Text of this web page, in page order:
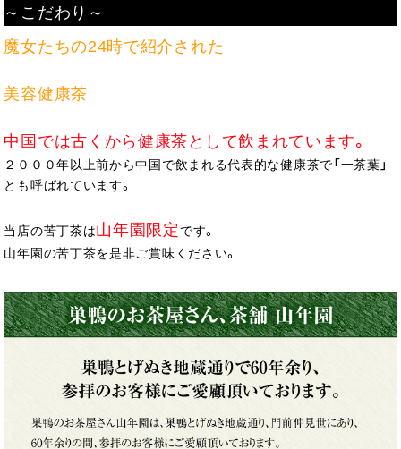
～こだわり～
魔女たちの24時で紹介された
美容健康茶
中国では古くから健康茶として飲まれています。
２０００年以上前から中国で飲まれる代表的な健康茶で「一茶葉」
とも呼ばれています。
当店の苦丁茶は山年園限定 です。
山年園の苦丁茶を是非ご賞味ください。